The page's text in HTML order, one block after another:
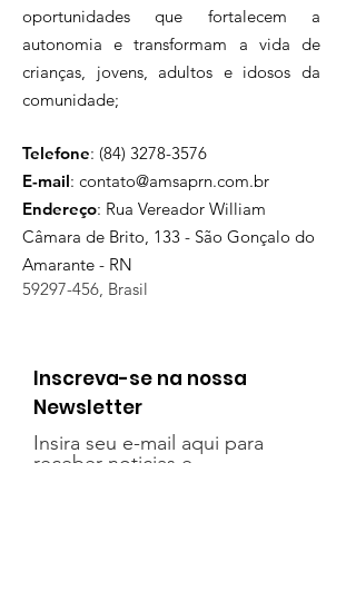
oportunidades que fortalecem a
autonomia e transformam a vida de
crianças, jovens, adultos e idosos da
comunidade;
Telefone: (84) 3278-3576
E-mail: contato@amsaprn.com.br
Endereço: Rua Vereador William
Câmara de Brito, 133 - São Gonçalo do
Amarante - RN
59297-456, Brasil
Inscreva-se na nossa
Newsletter
Insira seu e-mail aqui para
receber noticias e